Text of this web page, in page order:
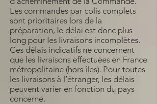
Les commandes par colis complets
sont prioritaires lors de la
préparation, le délai est donc plus
long pour les livraisons incomplètes.
Ces délais indicatifs ne concernent
que les livraisons effectuées en France
métropolitaine (hors îles). Pour toutes
les livraisons à l’étranger, les délais
peuvent varier en fonction du pays
concerné.